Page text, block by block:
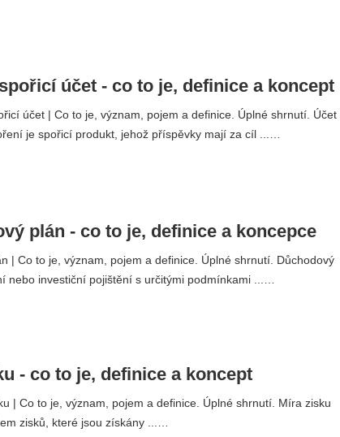
účet - co to je, definice a koncept
účet | Co to je, význam, pojem a definice. Úplné shrnutí. Účet
je spořicí produkt, jehož příspěvky mají za cíl ...…
plán - co to je, definice a koncepce
| Co to je, význam, pojem a definice. Úplné shrnutí. Důchodový
nebo investiční pojištění s určitými podmínkami ...…
- co to je, definice a koncept
| Co to je, význam, pojem a definice. Úplné shrnutí. Míra zisku
zisků, které jsou získány ...…